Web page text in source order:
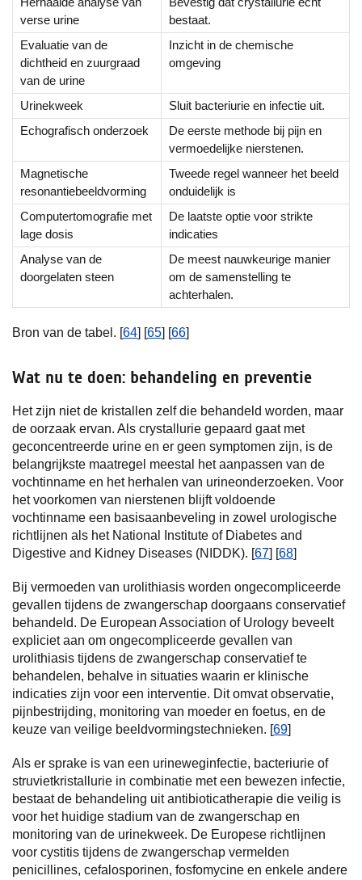
verse urine
bestaat.
Evaluatie van de
dichtheid en zuurgraad
van de urine
Inzicht in de chemische
omgeving
Urinekweek
Sluit bacteriurie en infectie uit.
Echografisch onderzoek
De eerste methode bij pijn en
vermoedelijke nierstenen.
Magnetische
resonantiebeeldvorming
Tweede regel wanneer het beeld
onduidelijk is
Computertomografie met
lage dosis
De laatste optie voor strikte
indicaties
Analyse van de
doorgelaten steen
De meest nauwkeurige manier
om de samenstelling te
achterhalen.
Bron van de tabel. [64] [65] [66]
Wat nu te doen: behandeling en preventie
Het zijn niet de kristallen zelf die behandeld worden, maar
de oorzaak ervan. Als crystallurie gepaard gaat met
geconcentreerde urine en er geen symptomen zijn, is de
belangrijkste maatregel meestal het aanpassen van de
vochtinname en het herhalen van urineonderzoeken. Voor
het voorkomen van nierstenen blijft voldoende
vochtinname een basisaanbeveling in zowel urologische
richtlijnen als het National Institute of Diabetes and
Digestive and Kidney Diseases (NIDDK). [67] [68]
Bij vermoeden van urolithiasis worden ongecompliceerde
gevallen tijdens de zwangerschap doorgaans conservatief
behandeld. De European Association of Urology beveelt
expliciet aan om ongecompliceerde gevallen van
urolithiasis tijdens de zwangerschap conservatief te
behandelen, behalve in situaties waarin er klinische
indicaties zijn voor een interventie. Dit omvat observatie,
pijnbestrijding, monitoring van moeder en foetus, en de
keuze van veilige beeldvormingstechnieken. [69]
Als er sprake is van een urineweginfectie, bacteriurie of
struvietkristallurie in combinatie met een bewezen infectie,
bestaat de behandeling uit antibioticatherapie die veilig is
voor het huidige stadium van de zwangerschap en
monitoring van de urinekweek. De Europese richtlijnen
voor cystitis tijdens de zwangerschap vermelden
penicillines, cefalosporinen, fosfomycine en enkele andere